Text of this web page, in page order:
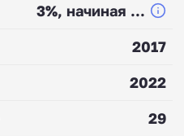
3%, начиная ...
2017
2022
29